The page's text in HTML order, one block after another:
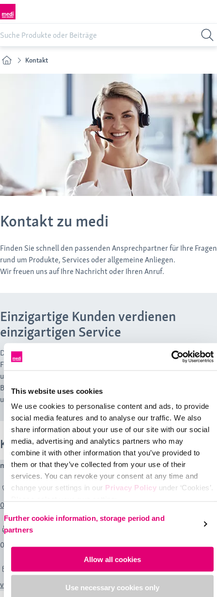
This website uses cookies
We use cookies to personalise content and ads, to provide
social media features and to analyse our traffic. We also
share information about your use of our site with our social
media, advertising and analytics partners who may
combine it with other information that you’ve provided to
them or that they’ve collected from your use of their
services. You can revoke your consent at any time and
change your settings in our Privacy Policy under ‘Cookies’.
Further cookie information, storage period and
partners
Allow all cookies
Use necessary cookies only
Kontakt
Kontakt zu medi
Finden Sie schnell den passenden Ansprechpartner für Ihre Fragen
rund um Produkte, Services oder allgemeine Anliegen.
Wir freuen uns auf Ihre Nachricht oder Ihren Anruf.
Einzigartige Kunden verdienen
einzigartigen Service
Das medi Service-Center garantiert kompetente Information,
Freundlichkeit, Flexibilität, schnelle und zuverlässige Lieferungen
und kulante Reklamationsregelungen. Bei Fragen zu Produkten,
Bestellungen oder für Beratungen nutzen Sie bitte das Fachwissen
unserer einzelnen Servicebereiche.
Kontakt
medi Service-Center
0043 / 512 57 95 15
0043 / 512 57 95 15 45
vertrieb@medi-austria.at